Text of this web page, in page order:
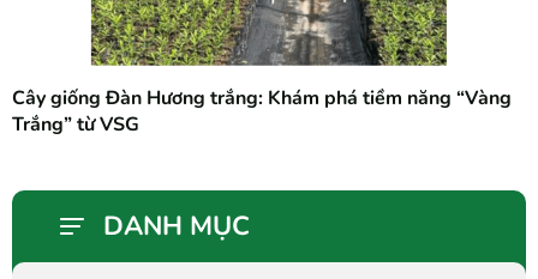
Cây giống Đàn Hương trắng: Khám phá tiềm năng “Vàng
Trắng” từ VSG
DANH MỤC